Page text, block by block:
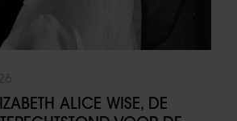
ALICE WISE, DE